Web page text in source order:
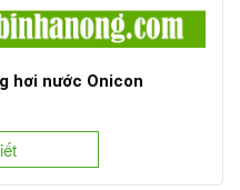
hơi nước Onicon